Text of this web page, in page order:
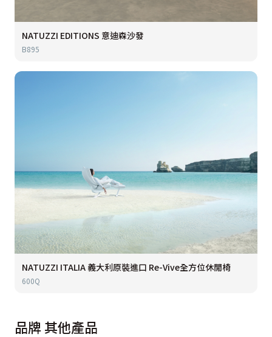
NATUZZI EDITIONS 意迪森沙發
B895
NATUZZI ITALIA 義大利原裝進口 Re-Vive全方位休閒椅
600Q
品牌其他產品